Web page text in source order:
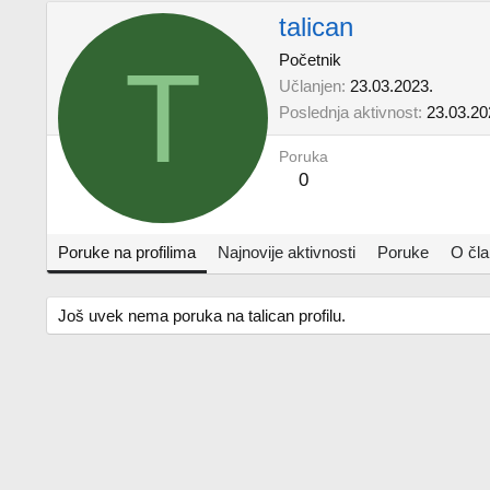
T
talican
Početnik
Učlanjen 23.03.2023.
Poslednja aktivnost
Poruka
0
Poruke na profilima Najnovije aktivnosti Poruke O
Još uvek nema poruka na talican profilu.